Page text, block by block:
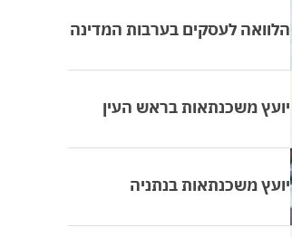
הלוואה לעסקים בערבות המדינה
יועץ משכנתאות בראש העין
יועץ משכנתאות בנתניה